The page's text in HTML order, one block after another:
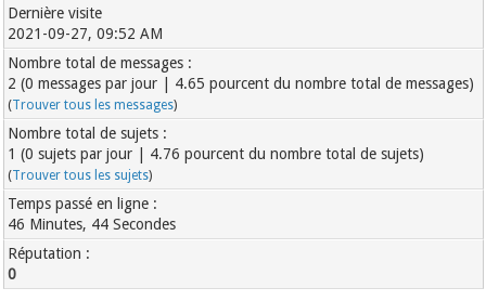
Dernière visite
2021-09-27, 09:52 AM
Nombre total de messages :
2 (0 messages par jour | 4.65 pourcent du nombre total de messages)
(Trouver tous les messages)
Nombre total de sujets :
1 (0 sujets par jour | 4.76 pourcent du nombre total de sujets)
(Trouver tous les sujets)
Temps passé en ligne :
46 Minutes, 44 Secondes
Réputation :
0